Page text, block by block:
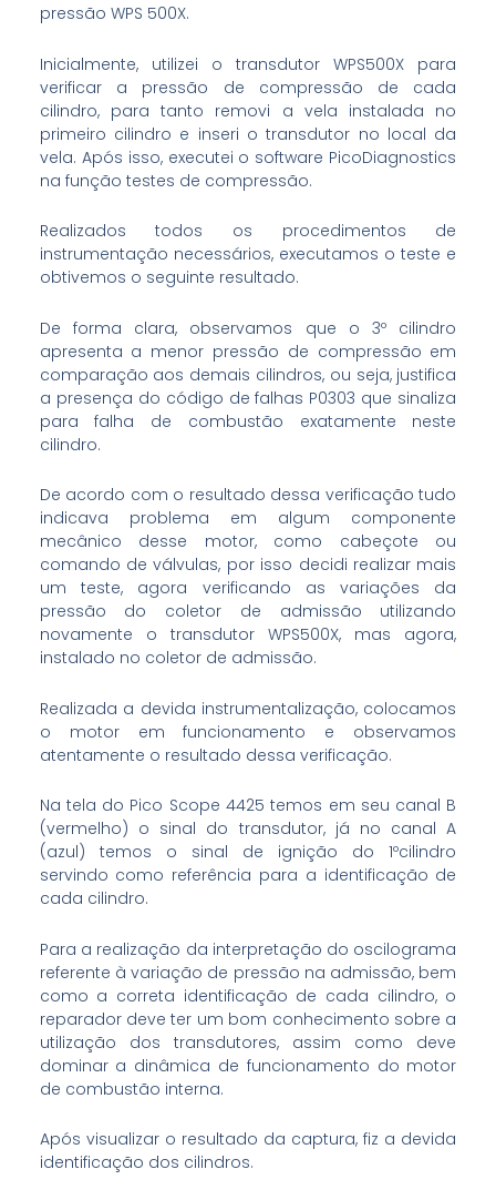
pressão WPS 500X.
Inicialmente, utilizei o transdutor WPS500X para
verificar a pressão de compressão de cada
cilindro, para tanto removi a vela instalada no
primeiro cilindro e inseri o transdutor no local da
vela. Após isso, executei o software PicoDiagnostics
na função testes de compressão.
Realizados todos os procedimentos de
instrumentação necessários, executamos o teste e
obtivemos o seguinte resultado.
De forma clara, observamos que o 3º cilindro
apresenta a menor pressão de compressão em
comparação aos demais cilindros, ou seja, justifica
a presença do código de falhas P0303 que sinaliza
para falha de combustão exatamente neste
cilindro.
De acordo com o resultado dessa verificação tudo
indicava problema em algum componente
mecânico desse motor, como cabeçote ou
comando de válvulas, por isso decidi realizar mais
um teste, agora verificando as variações da
pressão do coletor de admissão utilizando
novamente o transdutor WPS500X, mas agora,
instalado no coletor de admissão.
Realizada a devida instrumentalização, colocamos
o motor em funcionamento e observamos
atentamente o resultado dessa verificação.
Na tela do Pico Scope 4425 temos em seu canal B
(vermelho) o sinal do transdutor, já no canal A
(azul) temos o sinal de ignição do 1ºcilindro
servindo como referência para a identificação de
cada cilindro.
Para a realização da interpretação do oscilograma
referente à variação de pressão na admissão, bem
como a correta identificação de cada cilindro, o
reparador deve ter um bom conhecimento sobre a
utilização dos transdutores, assim como deve
dominar a dinâmica de funcionamento do motor
de combustão interna.
Após visualizar o resultado da captura, fiz a devida
identificação dos cilindros.